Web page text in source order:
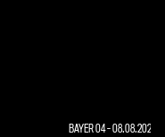
BAYER 04-08.08.2026